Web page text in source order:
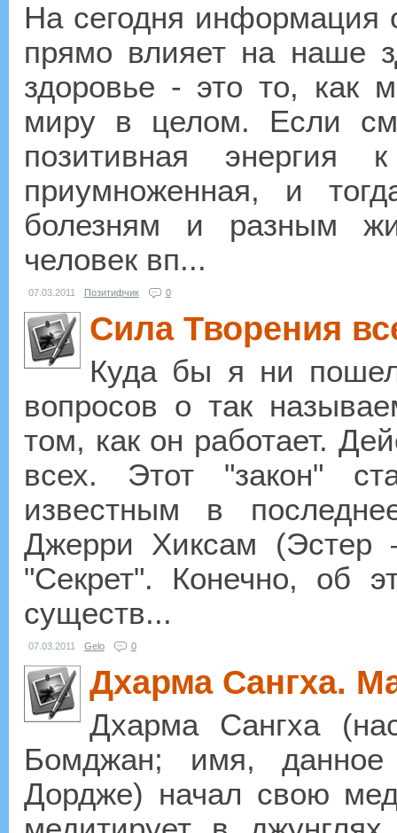
На сегодня информация
прямо влияет на наше
здоровье - это то, как
миру в целом. Если
позитивная
приумноженная, и
болезням и разным
человек вп...
07.03.2011 Позитифчик 0
Сила Творения
Куда бы я ни
вопросов о так
том, как он работает.
всех. Этот "закон"
известным в
Джерри Хиксам
"Секрет". Конечно, об
существ...
07.03.2011 Gelo 0
Дхарма Сангха.
Дхарма Сангха
Бомджан; имя,
Дордже) начал свою